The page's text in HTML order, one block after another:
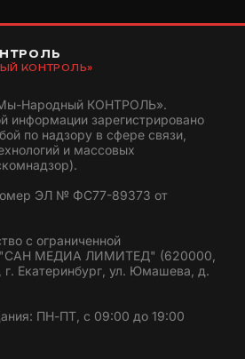
КОНТРОЛЬ»
Народный КОНТРОЛЬ».
информации зарегистрировано
по надзору в сфере связи,
и массовых
ЭЛ № ФС77-89373 от
с ограниченной
"САН МЕДИА ЛИМИТЕД" (620000,
г. Екатеринбург, ул. Юмашева, д.
ПН-ПТ, с 09:00 до 19:00